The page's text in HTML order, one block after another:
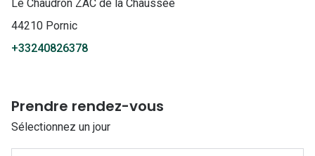
Le Chaudron ZAC de la Chaussée
44210 Pornic
+33240826378
Prendre rendez-vous
Sélectionnez un jour